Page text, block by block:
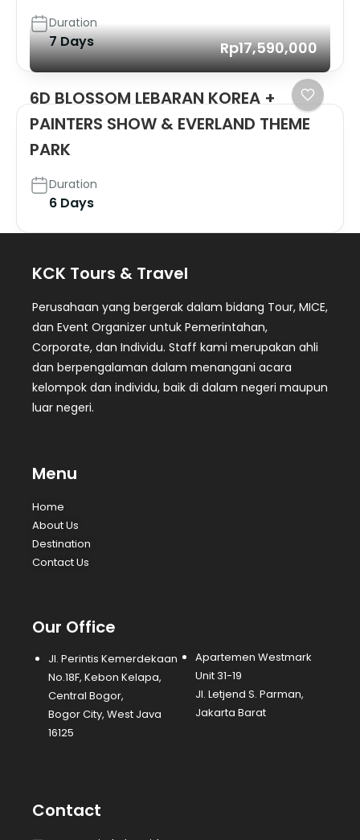
Duration
7 Days Rp17,590,000
6D BLOSSOM LEBARAN KOREA +
PAINTERS SHOW & EVERLAND THEME
PARK
Duration
6 Days
KCK Tours & Travel
Perusahaan yang bergerak dalam bidang Tour, MICE,
dan Event Organizer untuk Pemerintahan,
Corporate, dan Individu. Staff kami merupakan ahli
dan berpengalaman dalam menangani acara
kelompok dan individu, baik di dalam negeri maupun
luar negeri.
Menu
Home
About Us
Destination
Contact Us
Our Office
Jl. Perintis Kemerdekaan
No.18F, Kebon Kelapa,
Central Bogor,
Bogor City, West Java
16125
Apartemen Westmark
Unit 31-19
Jl. Letjend S. Parman,
Jakarta Barat
Contact